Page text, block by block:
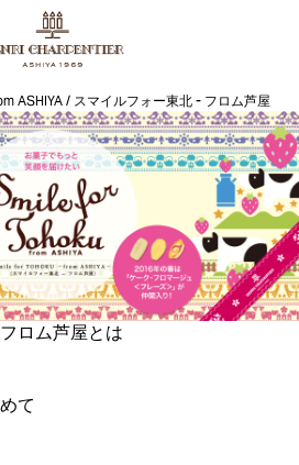
ASHIYA / スマイルフォー東北 - フロム芦屋